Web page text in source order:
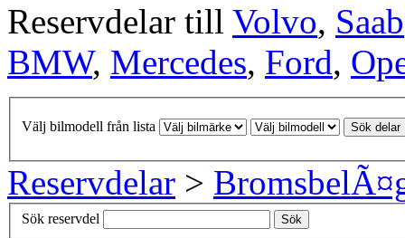
Reservdelar till Volvo, Saab
BMW, Mercedes, Ford,
Välj bilmodell från lista Sök delar
Reservdelar >
Sök reservdel Sök